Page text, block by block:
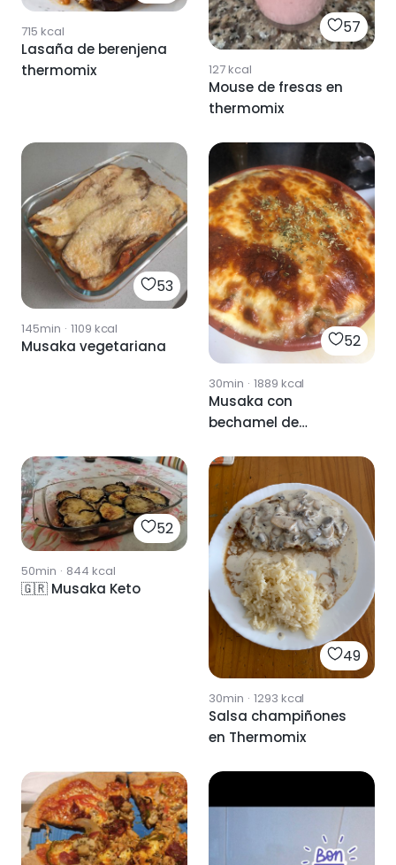
715 kcal
Lasaña de berenjena
thermomix
57
127kcal
Mouse de fresas en
thermomix
53
145min · 1109 kcal
Musaka vegetariana 52
30min · 1889 kcal
Musaka con
bechamel de
52
50min · 844 kcal
🇬🇷 Musaka Keto
49
30min · 1293 kcal
Salsa champiñones
en Thermomix